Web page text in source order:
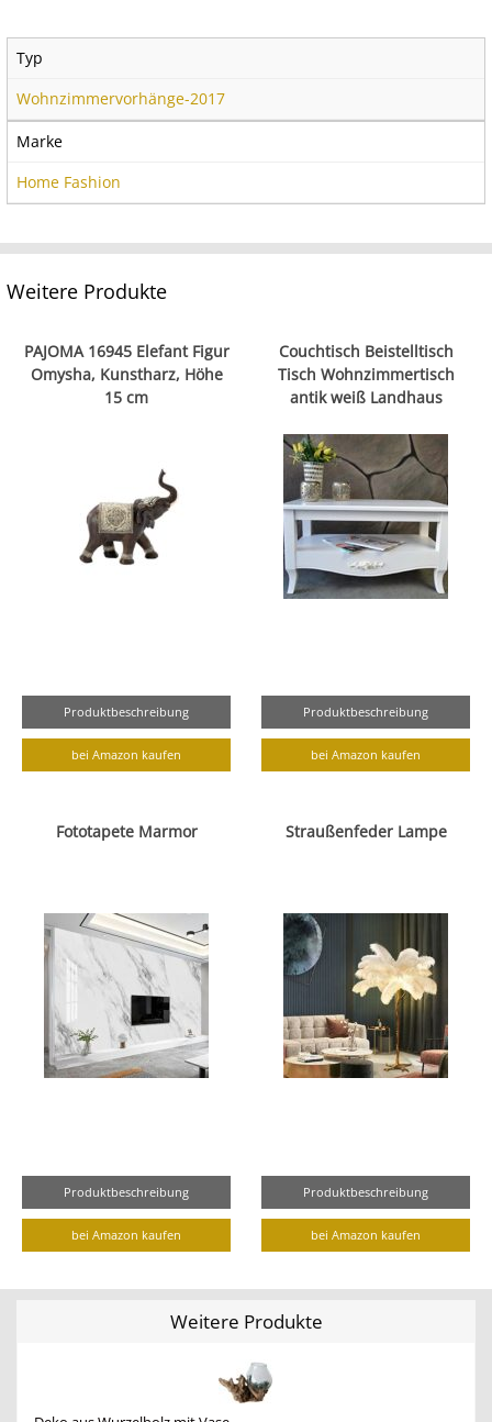
Typ
Wohnzimmervorhänge-2017
Marke
Home Fashion
Weitere Produkte
PAJOMA 16945 Elefant Figur
Omysha, Kunstharz, Höhe
15 cm
Produktbeschreibung
bei Amazon kaufen
Couchtisch Beistelltisch
Tisch Wohnzimmertisch
antik weiß Landhaus
Produktbeschreibung
bei Amazon kaufen
Fototapete Marmor
Produktbeschreibung
bei Amazon kaufen
Straußenfeder Lampe
Produktbeschreibung
bei Amazon kaufen
Weitere Produkte